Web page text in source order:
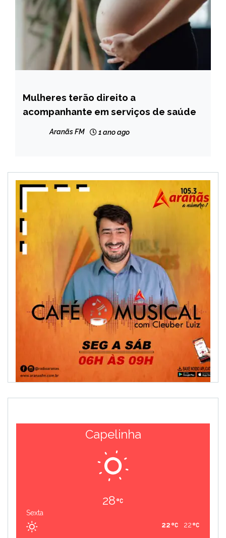
CAPELINHA
MINAS
Mulheres terão direito a
acompanhante em serviços de saúde
Aranãs FM 1 ano ago
Capelinha
28
Sexta
22
22